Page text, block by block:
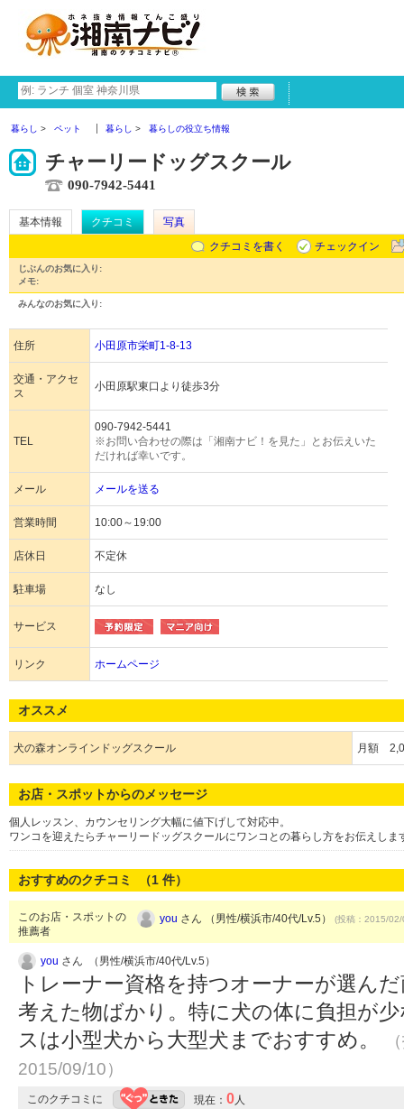
暮らし ペット 暮らし 暮らしの役立ち情報
チャーリードッグスクール
090-7942-5441
基本情報 クチコミ
写真
クチコミを書く
チェックイン
じぶんのお気に入り:
メモ:
みんなのお気に入り:
住所 小田原市栄町1-8-13
交通・アクセ
ス
小田原駅東口より徒歩3分
TEL
090-7942-5441
※お問い合わせの際は「湘南ナビ！を見た」とお伝えいた
だければ幸いです。
メール メールを送る
営業時間 10:00～19:00
店休日 不定休
駐車場 なし
サービス
リンク ホームページ
オススメ
犬の森オンラインドッグスクール 月額
お店・スポットからのメッセージ
個人レッスン、カウンセリング大幅に値下げして対応中。
ワンコを迎えたらチャーリードッグスクールにワンコとの暮らし方をお伝えしま
おすすめのクチコミ （1 件）
このお店・スポットの
推薦者
you さん （男性/横浜市/40代/Lv.5） (投稿：2015/
you さん （男性/横浜市/40代/Lv.5）
トレーナー資格を持つオーナーが選ん
考えた物ばかり。特に犬の体に負担が
スは小型犬から大型犬までおすすめ。
2015/09/10）
このクチコミに 現在： 0人